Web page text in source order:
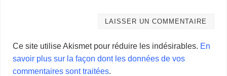
Ce site utilise Akismet pour réduire les indésirables. En
savoir plus sur la façon dont les données de vos
commentaires sont traitées.